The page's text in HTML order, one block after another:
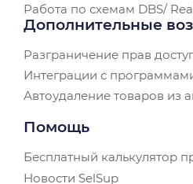
Работа по схемам DBS/
Дополнительные
Разграничение прав
Интеграции с
Автоудаление товаров из
Помощь
Бесплатный калькулятор
Новости SelSup